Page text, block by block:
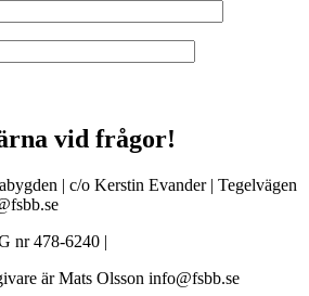
vid frågor!
| c/o Kerstin Evander | Tegelvägen
nr 478-6240 |
är Mats Olsson info@fsbb.se